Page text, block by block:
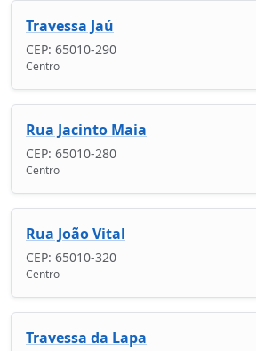
Travessa Jaú
CEP: 65010-290
Centro
Rua Jacinto Maia
CEP: 65010-280
Centro
Rua João Vital
CEP: 65010-320
Centro
Travessa da Lapa